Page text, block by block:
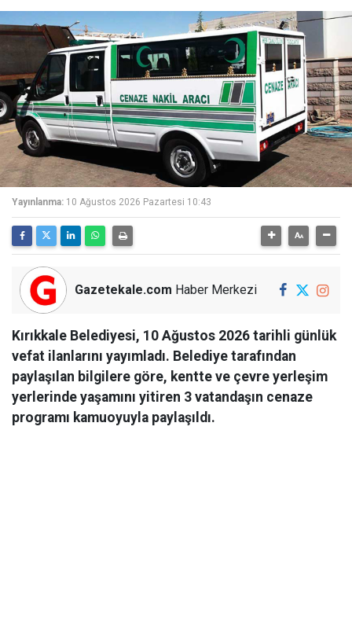
Yayınlanma: 10 Ağustos 2026 Pazartesi 10:43
Gazetekale.com Haber Merkezi
Kırıkkale Belediyesi, 10 Ağustos 2026 tarihli günlük
vefat ilanlarını yayımladı. Belediye tarafından
paylaşılan bilgilere göre, kentte ve çevre yerleşim
yerlerinde yaşamını yitiren 3 vatandaşın cenaze
programı kamuoyuyla paylaşıldı.